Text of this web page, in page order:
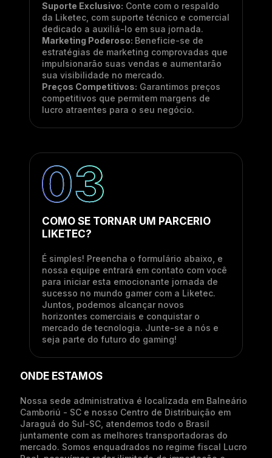
Suporte Exclusivo: Conte com o respaldo
da Liketec, com suporte técnico e comercial
dedicado a auxiliá-lo em sua jornada.
Marketing Poderoso: Beneficie-se de
estratégias de marketing comprovadas que
impulsionarão suas vendas e aumentarão
sua visibilidade no mercado.
Preços Competitivos: Garantimos preços
competitivos que permitem margens de
lucro atraentes para o seu negócio.
COMO SE TORNAR UM PARCERIO
LIKETEC?
É simples! Preencha o formulário abaixo, e
nossa equipe entrará em contato com você
para iniciar esta emocionante jornada de
sucesso no mundo gamer com a Liketec.
Juntos, podemos alcançar novos
horizontes comerciais e conquistar o
mercado de tecnologia. Junte-se a nós e
seja parte do futuro do gaming!
ONDE ESTAMOS
Nossa sede administrativa é localizada em Balneário
Camboriú - SC e nosso Centro de Distribuição em
Jaraguá do Sul-SC, atendemos todo o Brasil
juntamente com as melhores transportadoras do
mercado. Somos enquadrados no regime fiscal Lucro